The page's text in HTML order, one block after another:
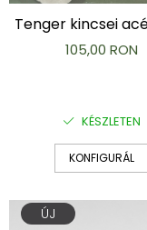
Tenger kincsei
105,00 RON
KÉSZLETEN
KONFIGURÁL
ÚJ